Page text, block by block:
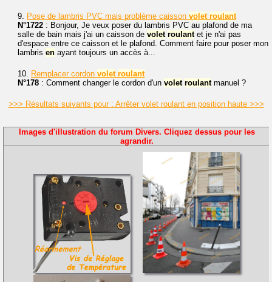
9. Pose de lambris PVC mais problème caisson volet roulant
N°1722 : Bonjour, Je veux poser du lambris PVC au plafond de ma
salle de bain mais j'ai un caisson de volet roulantet je n'ai pas
d'espace entre ce caisson et le plafond. Comment faire pour poser mon
lambris en ayant toujours un accès à...
10. Remplacer cordon volet roulant
N°178 : Comment changer le cordon d'un volet roulantmanuel ?
>>> Résultats suivants pour : Arrêter volet roulant en position haute >>>
Images d'illustration du forum Divers. Cliquez dessus pour les
agrandir.